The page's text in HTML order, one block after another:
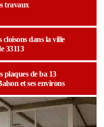
travaux
dans la ville
33113
plaques de ba 13
et ses environs